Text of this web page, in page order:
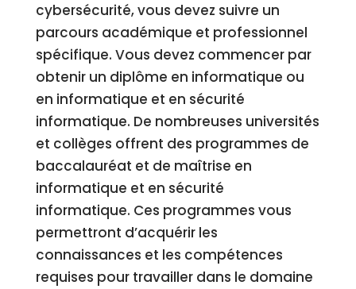
cybersécurité, vous devez suivre un
parcours académique et professionnel
spécifique. Vous devez commencer par
obtenir un diplôme en informatique ou
en informatique et en sécurité
informatique. De nombreuses universités
et collèges offrent des programmes de
baccalauréat et de maîtrise en
informatique et en sécurité
informatique. Ces programmes vous
permettront d’acquérir les
connaissances et les compétences
requises pour travailler dans le domaine